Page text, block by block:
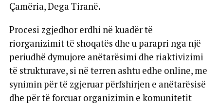
Çamëria, Dega Tiranë.
Procesi zgjedhor erdhi në kuadër të
riorganizimit të shoqatës dhe u parapri nga një
periudhë dymujore anëtarësimi dhe riaktivizimi
të strukturave, si në terren ashtu edhe online, me
synimin për të zgjeruar përfshirjen e anëtarësisë
dhe për të forcuar organizimin e komunitetit